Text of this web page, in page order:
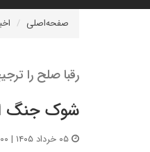
صفحه‌اصلی
رقبا صلح را
شوک جنگ